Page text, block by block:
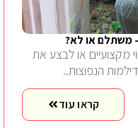
– משתלם או לא?
מקצועיים או לבצע את
הנפוצות..
קראו עוד